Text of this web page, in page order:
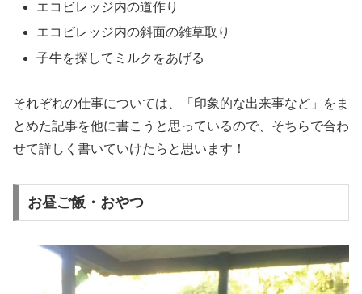
エコビレッジ内の道作り
エコビレッジ内の斜面の雑草取り
子牛を探してミルクをあげる
それぞれの仕事については、「印象的な出来事など」をま
とめた記事を他に書こうと思っているので、そちらで合わ
せて詳しく書いていけたらと思います！
お昼ご飯・おやつ